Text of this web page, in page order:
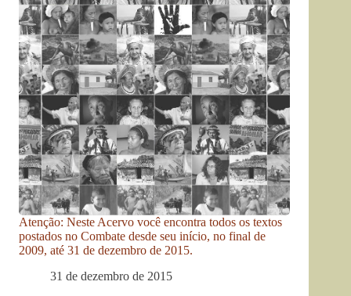
Atenção: Neste Acervo você encontra todos os textos
postados no Combate desde seu início, no final de
2009, até 31 de dezembro de 2015.
31 de dezembro de 2015